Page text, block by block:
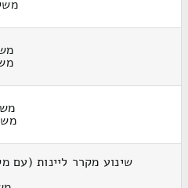
משקל :
משקל
משקל :
שינוע מקרר ליינות (עם